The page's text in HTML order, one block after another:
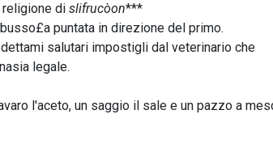
religione di slifrucòon***
puntata in direzione del primo.
salutari impostigli dal veterinario che
legale.
l'aceto, un saggio il sale e un pazzo a